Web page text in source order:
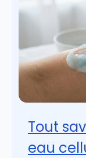
Tout
eau